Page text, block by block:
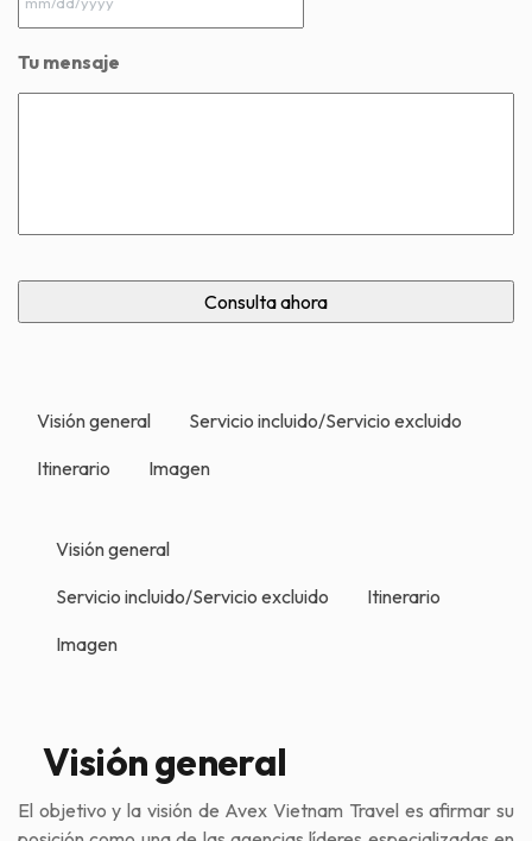
slash
DD
Tu mensaje
Visión general
Servicio incluido/Servicio excluido
Itinerario
Imagen
Visión general
Servicio incluido/Servicio excluido
Itinerario
Imagen
Visión general
El objetivo y la visión de Avex Vietnam Travel es afirmar su